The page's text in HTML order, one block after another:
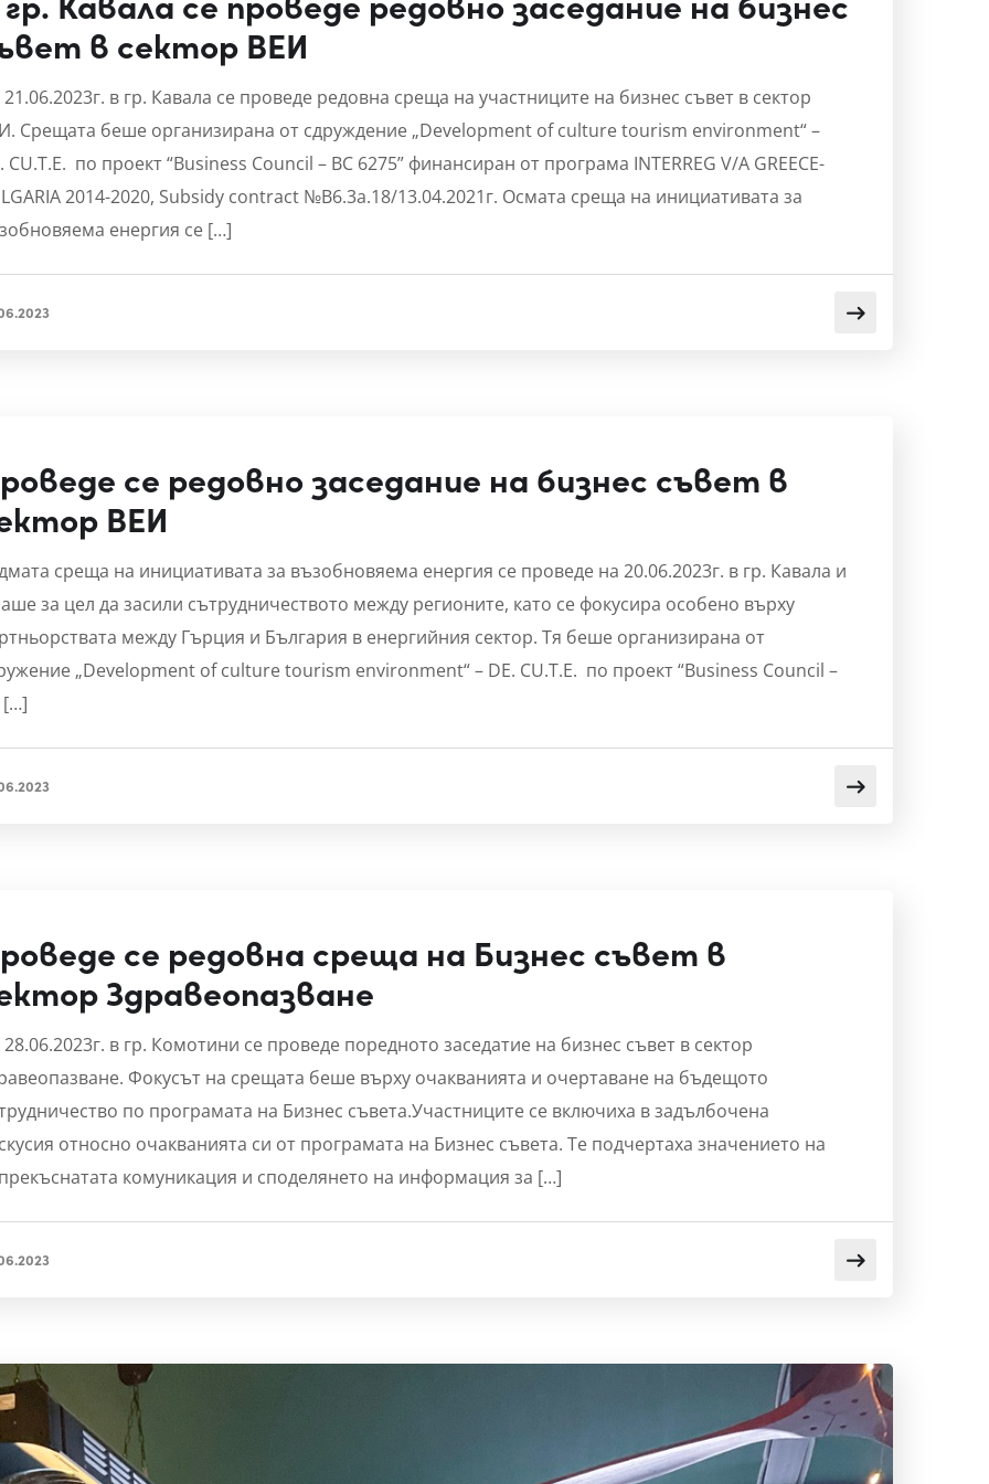
в сектор ВЕИ
в гр. Кавала се проведе редовна среща на участниците на бизнес съвет в сектор
Срещата беше организирана от сдруждение „Development of culture tourism environment“ –
CU.T.E. по проект “Business Council – BC 6275” финансиран от програма INTERREG V/A GREECE-
2014-2020, Subsidy contract №B6.3a.18/13.04.2021г. Осмата среща на инициативата за
енергия се […]
се редовно заседание на бизнес съвет в
ВЕИ
среща на инициативата за възобновяема енергия се проведе на 20.06.2023г. в гр. Кавала и
за цел да засили сътрудничеството между регионите, като се фокусира особено върху
между Гърция и България в енергийния сектор. Тя беше организирана от
„Development of culture tourism environment“ – DE. CU.T.E. по проект “Business Council –
[…]
се редовна среща на Бизнес съвет в
Здравеопазване
в гр. Комотини се проведе поредното заседатие на бизнес съвет в сектор
Фокусът на срещата беше върху очакванията и очертаване на бъдещото
по програмата на Бизнес съвета.Участниците се включиха в задълбочена
относно очакванията си от програмата на Бизнес съвета. Те подчертаха значението на
комуникация и споделянето на информация за […]